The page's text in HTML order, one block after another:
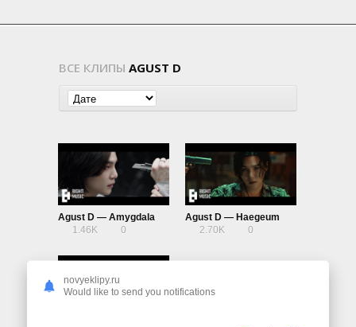
ВСЕ КЛИПЫ AGUST D
Agust D — Amygdala
1.46K
0
Agust D — Haegeum
2.70K
0
novyeklipy.ru
Would like to send you notifications